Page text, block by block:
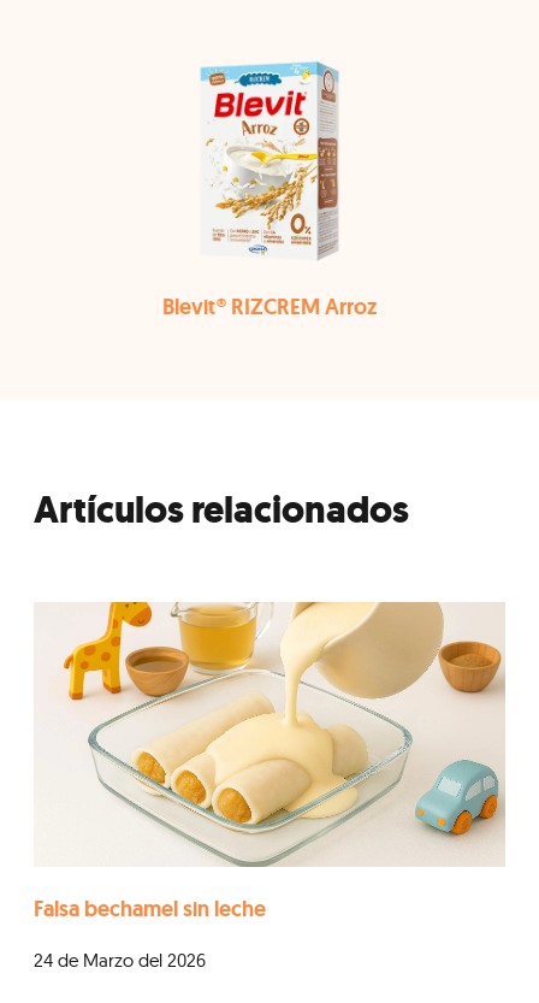
Blevit® RIZCREM Arroz
Artículos relacionados
Falsa bechamel sin leche
24 de Marzo del 2026